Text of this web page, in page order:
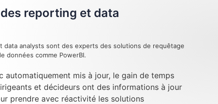
reporting et data
data analysts sont des experts des solutions de requêtage
données comme PowerBI.
automatiquement mis à jour, le gain de temps
et décideurs ont des informations à jour
prendre avec réactivité les solutions